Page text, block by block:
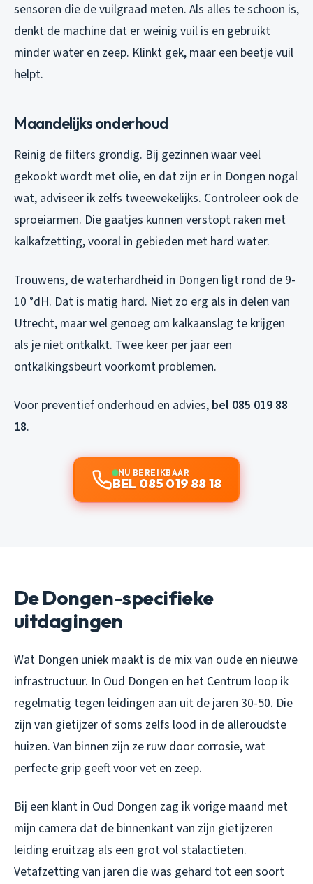
sensoren die de vuilgraad meten. Als alles te schoon is,
denkt de machine dat er weinig vuil is en gebruikt
minder water en zeep. Klinkt gek, maar een beetje vuil
helpt.
Maandelijks onderhoud
Reinig de filters grondig. Bij gezinnen waar veel
gekookt wordt met olie, en dat zijn er in Dongen nogal
wat, adviseer ik zelfs tweewekelijks. Controleer ook de
sproeiarmen. Die gaatjes kunnen verstopt raken met
kalkafzetting, vooral in gebieden met hard water.
Trouwens, de waterhardheid in Dongen ligt rond de 9-
10 °dH. Dat is matig hard. Niet zo erg als in delen van
Utrecht, maar wel genoeg om kalkaanslag te krijgen
als je niet ontkalkt. Twee keer per jaar een
ontkalkingsbeurt voorkomt problemen.
Voor preventief onderhoud en advies, bel 085 019 88
18.
NU BEREIKBAAR
BEL 085 019 88 18
De Dongen-specifieke
uitdagingen
Wat Dongen uniek maakt is de mix van oude en nieuwe
infrastructuur. In Oud Dongen en het Centrum loop ik
regelmatig tegen leidingen aan uit de jaren 30-50. Die
zijn van gietijzer of soms zelfs lood in de alleroudste
huizen. Van binnen zijn ze ruw door corrosie, wat
perfecte grip geeft voor vet en zeep.
Bij een klant in Oud Dongen zag ik vorige maand met
mijn camera dat de binnenkant van zijn gietijzeren
leiding eruitzag als een grot vol stalactieten.
Vetafzetting van jaren die was gehard tot een soort